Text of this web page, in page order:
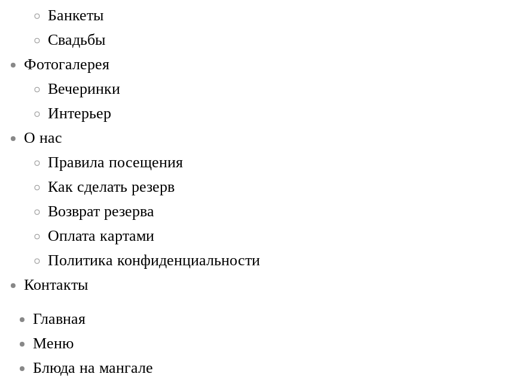
Банкеты
Свадьбы
Фотогалерея
Вечеринки
Интерьер
О нас
Правила посещения
Как сделать резерв
Возврат резерва
Оплата картами
Политика конфиденциальности
Контакты
Главная
Меню
Блюда на мангале